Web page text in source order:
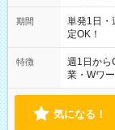
の希望OK
期間
単発1日
定OK！
特徴 週1日から
業・Wワ
気になる！